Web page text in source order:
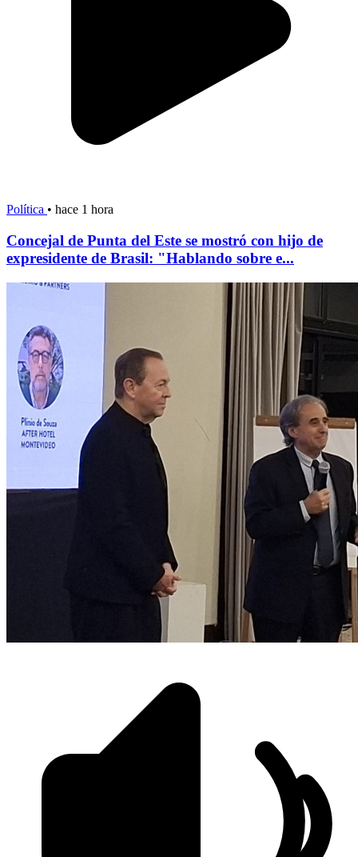
Política • hace 1 hora
Concejal de Punta del Este se mostró con hijo de
expresidente de Brasil: "Hablando sobre e...